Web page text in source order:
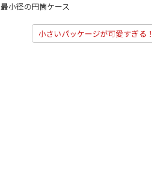
最小径の円筒ケース
小さいパッケージが可愛すぎ